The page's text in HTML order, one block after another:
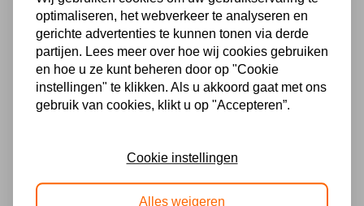
Daarnaast kan een lease van AutoLeaseCenter
een verstandige keuze zijn. Zo ervaar je
maandelijks meer financiële ruimte en kun je
profiteren van inbegrepen diensten zoals
Wij gaan tot het uiterste om de beste
optimaliseren, het webverkeer te analyseren en
gerichte advertenties te kunnen tonen via derde
partijen. Lees meer over hoe wij cookies gebruiken
en hoe u ze kunt beheren door op "Cookie
instellingen" te klikken. Als u akkoord gaat met ons
gebruik van cookies, klikt u op "Accepteren”.
Cookie instellingen
Alles weigeren